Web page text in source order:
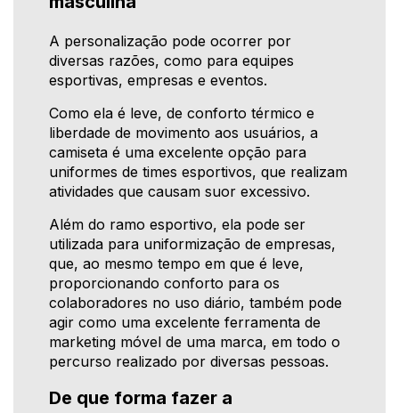
A personalização pode ocorrer por
diversas razões, como para equipes
esportivas, empresas e eventos.
Como ela é leve, de conforto térmico e
liberdade de movimento aos usuários, a
camiseta é uma excelente opção para
uniformes de times esportivos, que realizam
atividades que causam suor excessivo.
Além do ramo esportivo, ela pode ser
utilizada para uniformização de empresas,
que, ao mesmo tempo em que é leve,
proporcionando conforto para os
colaboradores no uso diário, também pode
agir como uma excelente ferramenta de
marketing móvel de uma marca, em todo o
percurso realizado por diversas pessoas.
De que forma fazer a